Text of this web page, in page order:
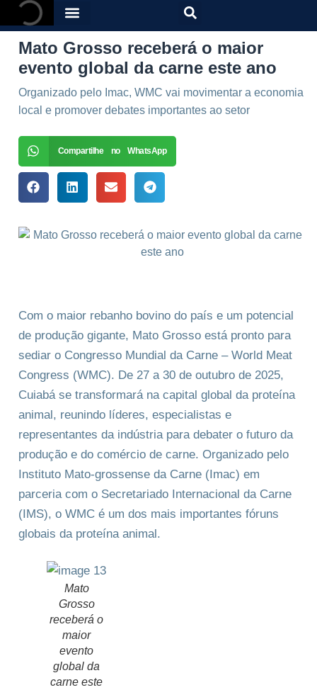
Mato Grosso receberá o maior
evento global da carne este ano
Organizado pelo Imac, WMC vai movimentar a economia
local e promover debates importantes ao setor
Compartilhe no WhatsApp
Com o maior rebanho bovino do país e um potencial
de produção gigante, Mato Grosso está pronto para
sediar o Congresso Mundial da Carne – World Meat
Congress (WMC). De 27 a 30 de outubro de 2025,
Cuiabá se transformará na capital global da proteína
animal, reunindo líderes, especialistas e
representantes da indústria para debater o futuro da
produção e do comércio de carne. Organizado pelo
Instituto Mato-grossense da Carne (Imac) em
parceria com o Secretariado Internacional da Carne
(IMS), o WMC é um dos mais importantes fóruns
globais da proteína animal.
Mato
Grosso
receberá o
maior
evento
global da
carne este